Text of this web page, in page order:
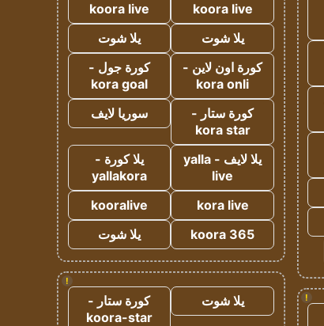
!
koora live
koora live
يلا شوت
يلا شوت
كورة اون لاين -
kora onli
كورة جول -
kora goal
كورة ستار -
kora star
سوريا لايف
يلا لايف - yalla
live
يلا كورة -
yallakora
kora live
kooralive
koora 365
يلا شوت
!
يلا شوت
كورة ستار -
koora-star